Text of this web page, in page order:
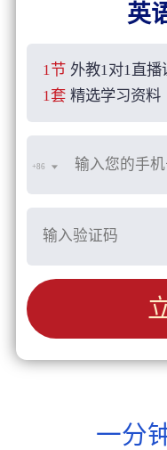
英
1节 外教1对1直播
1套 精选学习资料
+86
一分